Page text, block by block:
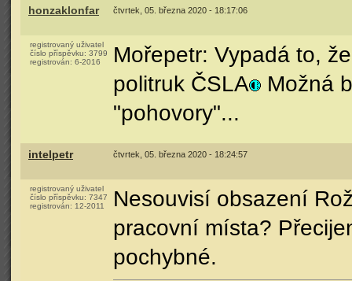
honzaklonfar čtvrtek, 05. března 2020 - 18:17:06
registrovaný uživatel
číslo příspěvku: 3799
registrován: 6-2016
Mořepetr: Vypadá to,
politruk ČSLA
Možná
"pohovory"...
intelpetr čtvrtek, 05. března 2020 - 18:24:57
registrovaný uživatel
číslo příspěvku: 7347
registrován: 12-2011
Nesouvisí obsazení
pracovní místa?
pochybné.